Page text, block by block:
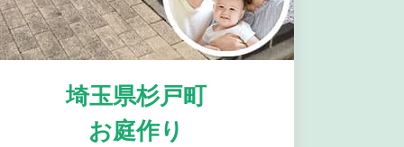
埼玉県杉戸町
お庭作り